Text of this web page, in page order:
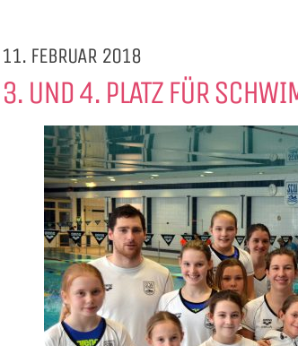
11. FEBRUAR 2018
3. UND 4. PLATZ FÜR